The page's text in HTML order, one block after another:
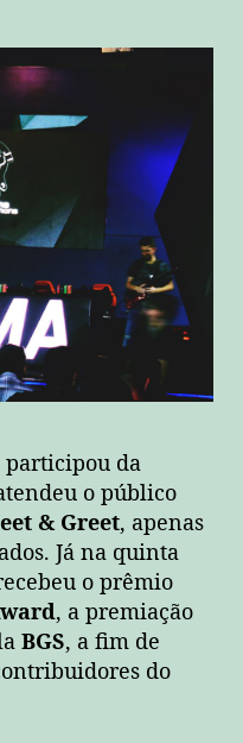
participou da
o público
& Greet, apenas
Já na quinta
o prêmio
, a premiação
BGS, a fim de
do